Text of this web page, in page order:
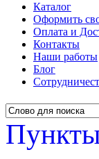
Каталог
Оформить
Оплата и
Контакты
Наши работы
Блог